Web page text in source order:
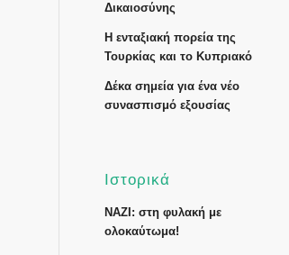
Δικαιοσύνης
Η ενταξιακή πορεία της
Τουρκίας και το Κυπριακό
Δέκα σημεία για ένα νέο
συνασπισμό εξουσίας
Ιστορικά
ΝΑΖΙ: στη φυλακή με
ολοκαύτωμα!